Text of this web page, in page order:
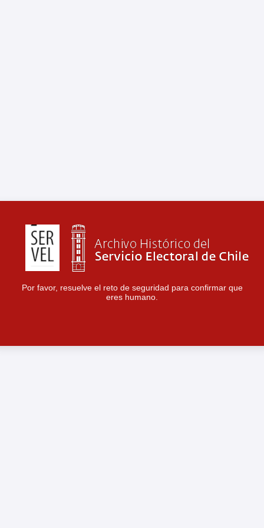
Por favor, resuelve el reto de seguridad para confirmar que
eres humano.